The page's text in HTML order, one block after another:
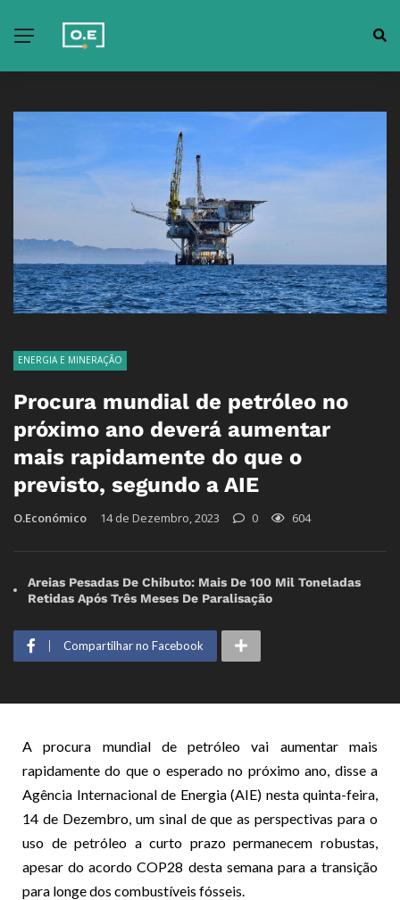
ENERGIA E MINERAÇÃO
Procura mundial de petróleo no
próximo ano deverá aumentar
mais rapidamente do que o
previsto, segundo a AIE
O.Económico 14 de Dezembro, 2023 0 604
Areias Pesadas De Chibuto: Mais De 100 Mil Toneladas
Retidas Após Três Meses De Paralisação
Compartilhar no Facebook
A procura mundial de petróleo vai aumentar mais
rapidamente do que o esperado no próximo ano, disse a
Agência Internacional de Energia (AIE) nesta quinta-feira,
14 de Dezembro, um sinal de que as perspectivas para o
uso de petróleo a curto prazo permanecem robustas,
apesar do acordo COP28 desta semana para a transição
para longe dos combustíveis fósseis.